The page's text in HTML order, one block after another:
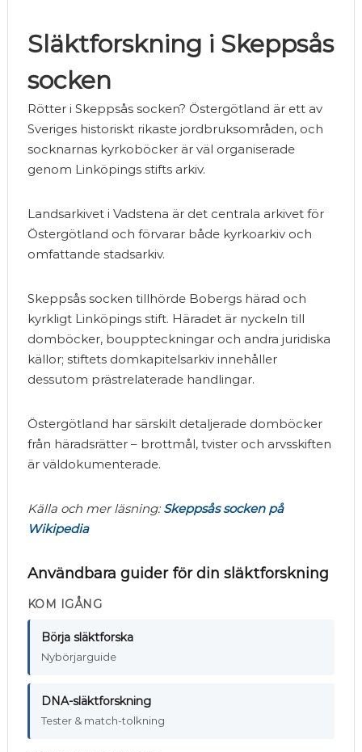
Släktforskning i Skeppsås
socken
Rötter i Skeppsås socken? Östergötland är ett av
Sveriges historiskt rikaste jordbruksområden, och
socknarnas kyrkoböcker är väl organiserade
genom Linköpings stifts arkiv.
Landsarkivet i Vadstena är det centrala arkivet för
Östergötland och förvarar både kyrkoarkiv och
omfattande stadsarkiv.
Skeppsås socken tillhörde Bobergs härad och
kyrkligt Linköpings stift. Häradet är nyckeln till
domböcker, bouppteckningar och andra juridiska
källor; stiftets domkapitelsarkiv innehåller
dessutom prästrelaterade handlingar.
Östergötland har särskilt detaljerade domböcker
från häradsrätter – brottmål, tvister och arvsskiften
är väldokumenterade.
Källa och mer läsning:Skeppsås socken på
Wikipedia
Användbara guider för din släktforskning
KOM IGÅNG
Börja släktforska
Nybörjarguide
DNA-släktforskning
Tester & match-tolkning